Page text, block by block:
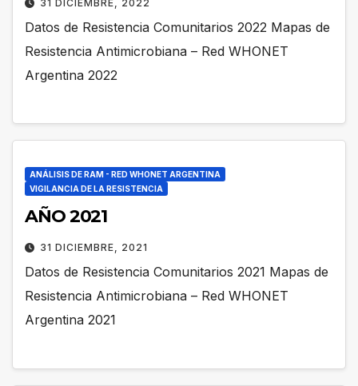
31 DICIEMBRE, 2022
Datos de Resistencia Comunitarios 2022 Mapas de
Resistencia Antimicrobiana – Red WHONET
Argentina 2022
ANÁLISIS DE RAM - RED WHONET ARGENTINA
VIGILANCIA DE LA RESISTENCIA
AÑO 2021
31 DICIEMBRE, 2021
Datos de Resistencia Comunitarios 2021 Mapas de
Resistencia Antimicrobiana – Red WHONET
Argentina 2021